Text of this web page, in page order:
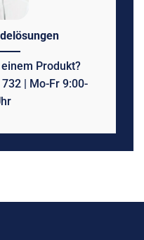
Produkt?
| Mo-Fr 9:00-